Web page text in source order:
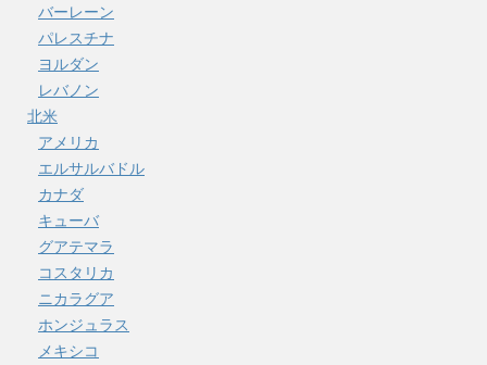
バーレーン
パレスチナ
ヨルダン
レバノン
北米
アメリカ
エルサルバドル
カナダ
キューバ
グアテマラ
コスタリカ
ニカラグア
ホンジュラス
メキシコ